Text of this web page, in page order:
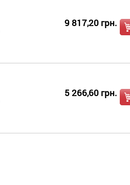
9 817,20 грн.
5 266,60 грн.